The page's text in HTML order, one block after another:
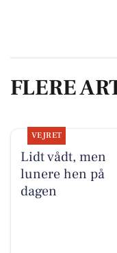
FLERE
VEJRET
Lidt vådt, men
lunere hen på
dagen